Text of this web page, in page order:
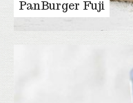
PanBurger Fuji